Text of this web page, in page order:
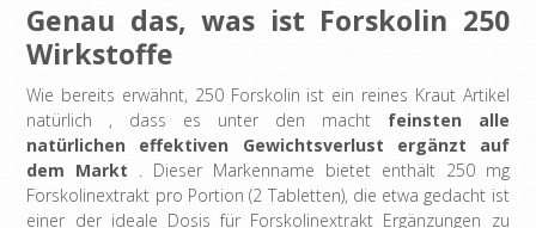
Genau das, was ist Forskolin 250
Wirkstoffe
Wie bereits erwähnt, 250 Forskolin ist ein reines Kraut Artikel
natürlich , dass es unter den macht feinsten alle
natürlichen effektiven Gewichtsverlust ergänzt auf
dem Markt . Dieser Markenname bietet enthält 250 mg
Forskolinextrakt pro Portion (2 Tabletten), die etwa gedacht ist
einer der ideale Dosis für Forskolinextrakt Ergänzungen zu